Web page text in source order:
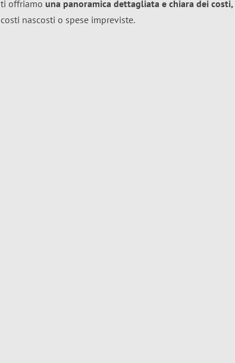
ti offriamo una panoramica dettagliata e chiara dei costi,
costi nascosti o spese impreviste.